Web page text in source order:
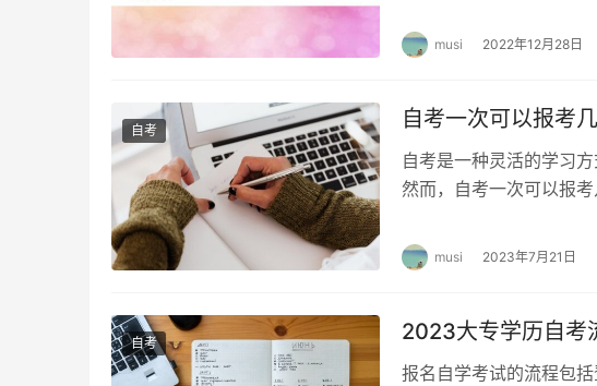
络问题导致报名失败或信息丢失。
成人自考是一种灵活的学习形式，适合那些有工作或其他时间
安排自主学习，没有固定的上课时间和地点限制。这种学习形
工作、学习和生活。
自考学习过程中，学生需要自觉自律地进行学习，制定合理的
也需要学生具备一定的自学能力和自我管理能力，能够独立思
在学习过程中，学生可以利用各种学习资源，如教材、网络课
通过参加学习小组、参加讨论和交流等方式，与其他学生互动和
musi 2022年12月28日
自考 自考一次可以报考
自考是一种灵活的学习
然而，自考一次可以报
musi 2023年7月21日
自考 2023大专学历自考
报名自学考试的流程包